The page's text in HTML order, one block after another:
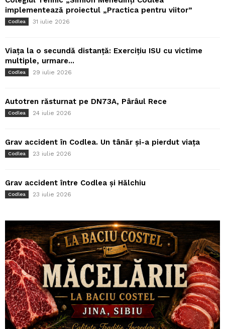
implementează proiectul „Practica pentru viitor”
Codlea 31 iulie 2026
Viața la o secundă distanță: Exercițiu ISU cu victime
multiple, urmare...
Codlea 29 iulie 2026
Autotren răsturnat pe DN73A, Pârâul Rece
Codlea 24 iulie 2026
Grav accident în Codlea. Un tânăr și-a pierdut viața
Codlea 23 iulie 2026
Grav accident între Codlea și Hălchiu
Codlea 23 iulie 2026